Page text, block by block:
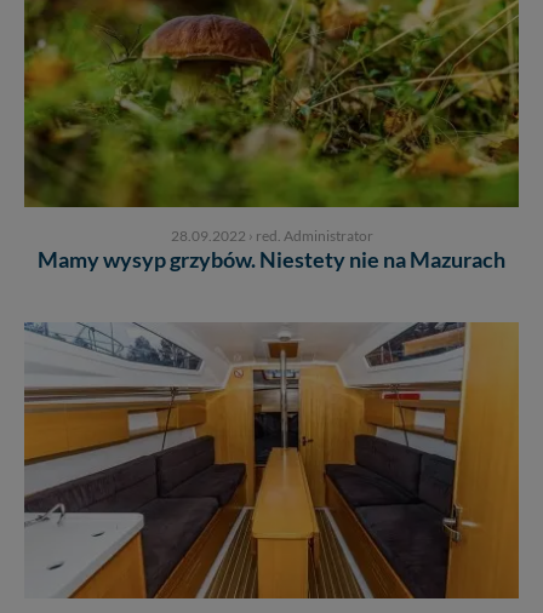
28.09.2022 › red. Administrator
Mamy wysyp grzybów. Niestety nie na Mazurach